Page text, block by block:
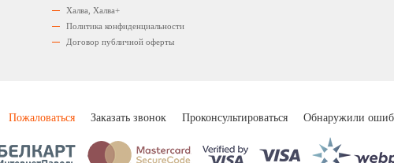
Халва, Халва+
Политика конфиденциальности
Договор публичной оферты
Пожаловаться Заказать звонок Проконсультироваться Обнаружили